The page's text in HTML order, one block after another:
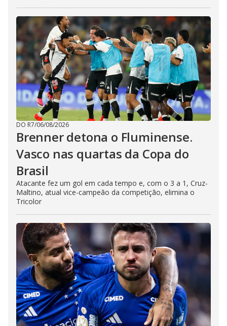
DO R7/06/08/2026
Brenner detona o Fluminense.
Vasco nas quartas da Copa do
Brasil
Atacante fez um gol em cada tempo e, com o 3 a 1, Cruz-
Maltino, atual vice-campeão da competição, elimina o
Tricolor